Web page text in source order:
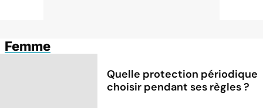
Femme
Quelle protection périodique
choisir pendant ses règles ?